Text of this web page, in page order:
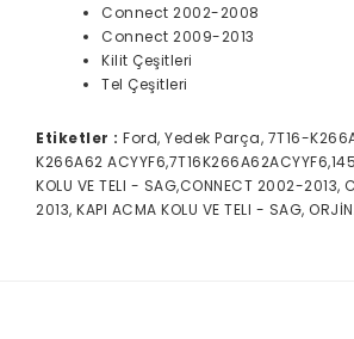
Connect 2002-2008
Connect 2009-2013
Kilit Çeşitleri
Tel Çeşitleri
Etiketler : Ford, Yedek Parça, 7T16-
K266A62
KOLU VE TELI - SAG,CONNECT 2002-2013,
2013, KAPI ACMA KOLU VE TELI - SAG,